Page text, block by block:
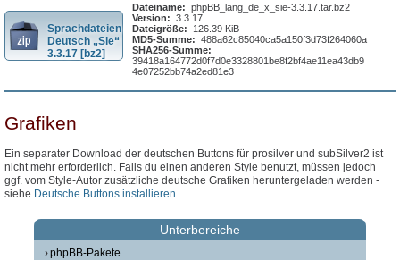
Sprachdateien
Deutsch „Sie“
3.3.17 [bz2]
Dateiname: phpBB_lang_de_x_sie-3.3.17.tar.bz2
Version: 3.3.17
Dateigröße:
126.39 KiB
MD5-Summe: 488a62c85040ca5a150f3d73f264060a
SHA256-Summe:
39418a164772d0f7d0e3328801be8f2bf4ae11ea43db9
4e07252bb74a2ed81e3
Grafiken
Ein separater Download der deutschen Buttons für prosilver und subSilver2 ist
nicht mehr erforderlich. Falls du einen anderen Style benutzt, müssen jedoch
ggf. vom Style-Autor zusätzliche deutsche Grafiken heruntergeladen werden -
siehe Deutsche Buttons installieren.
Unterbereiche
phpBB-Pakete